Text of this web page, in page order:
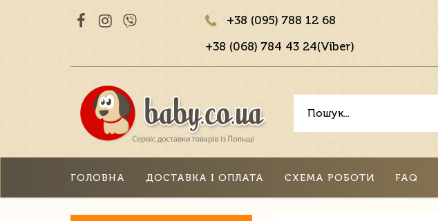
+38 (095) 788 12 68
+38 (068) 784 43 24(Viber)
ГОЛОВНА ДОСТАВКА І ОПЛАТА СХЕМА РОБОТИ FAQ